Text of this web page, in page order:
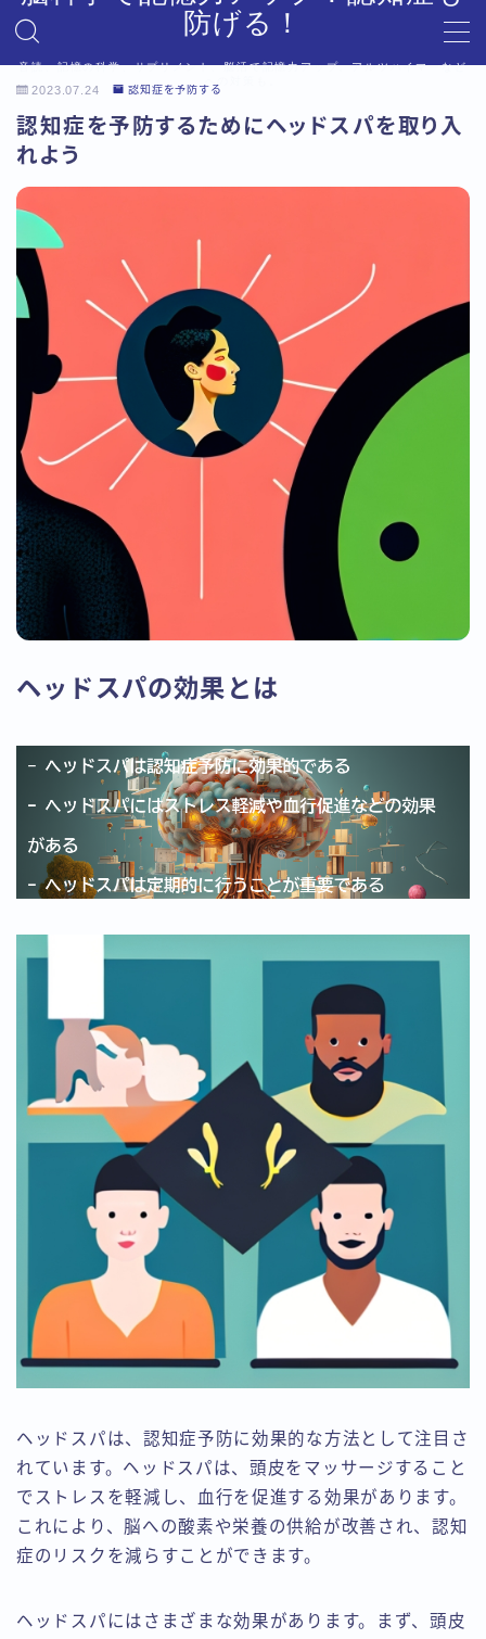
防げる！
音読、記憶の科学、サプリメント、脳活で記憶力アップ。アルツハイマーなど
プライバシーポリシー
利用規約／特定商取引法に基づく表記
利用規約／特定商取引法に基づく表記
有料記事の決済完了ページ
有料記事の決済完了ページ
運営者情報
2023.07.24 認知症を予防する
認知症を予防するためにヘッドスパを取り入
れよう
ヘッドスパの効果とは
ヘッドスパは、認知症予防に効果的な方法として注目さ
れています。ヘッドスパは、頭皮をマッサージすること
でストレスを軽減し、血行を促進する効果があります。
これにより、脳への酸素や栄養の供給が改善され、認知
症のリスクを減らすことができます。
ヘッドスパにはさまざまな効果があります。まず、頭皮